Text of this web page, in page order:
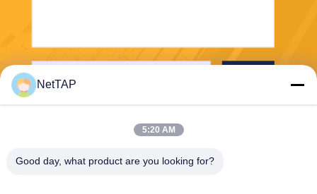
NetTAP
5:20 AM
Good day, what product are you looking for?